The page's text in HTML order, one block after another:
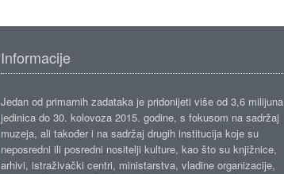
Informacije
Jedan od primarnih zadataka je pridonijeti više od 3,6 milijuna
jedinica do 30. kolovoza 2015. godine, s fokusom na sadržaj
muzeja, ali također i na sadržaj drugih institucija koje su
neposredni ili posredni nositelji kulture, kao što su knjižnice,
arhivi, istraživački centri, ministarstva, vladine organizacije,